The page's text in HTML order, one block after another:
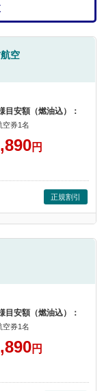
空
目安額（燃油込）：
空券1名
円
正規割引
目安額（燃油込）：
空券1名
円